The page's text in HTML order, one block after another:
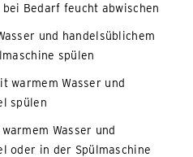
bei Bedarf feucht abwischen
und handelsüblichem
spülen
warmem Wasser und
spülen
Wasser und
oder in der Spülmaschine